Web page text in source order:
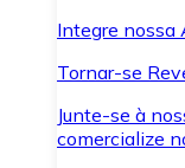
Integre nossa
Tornar-se
Junte-se à
comercialize